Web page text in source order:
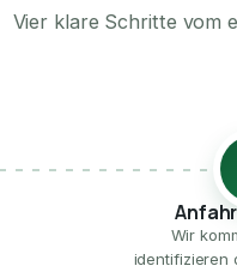
Vier klare Schritte vom
Wir
identifizieren